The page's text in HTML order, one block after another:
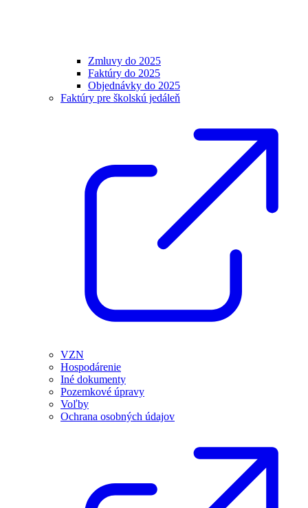
Zmluvy do 2025
Faktúry do 2025
Objednávky do 2025
Faktúry pre školskú jedáleň
VZN
Hospodárenie
Iné dokumenty
Pozemkové úpravy
Voľby
Ochrana osobných údajov